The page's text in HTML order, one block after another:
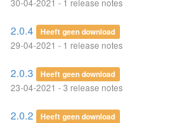
30-04-2021 - 1 release notes
2.0.4 Heeft geen download
29-04-2021 - 1 release notes
2.0.3 Heeft geen download
23-04-2021 - 3 release notes
2.0.2 Heeft geen download